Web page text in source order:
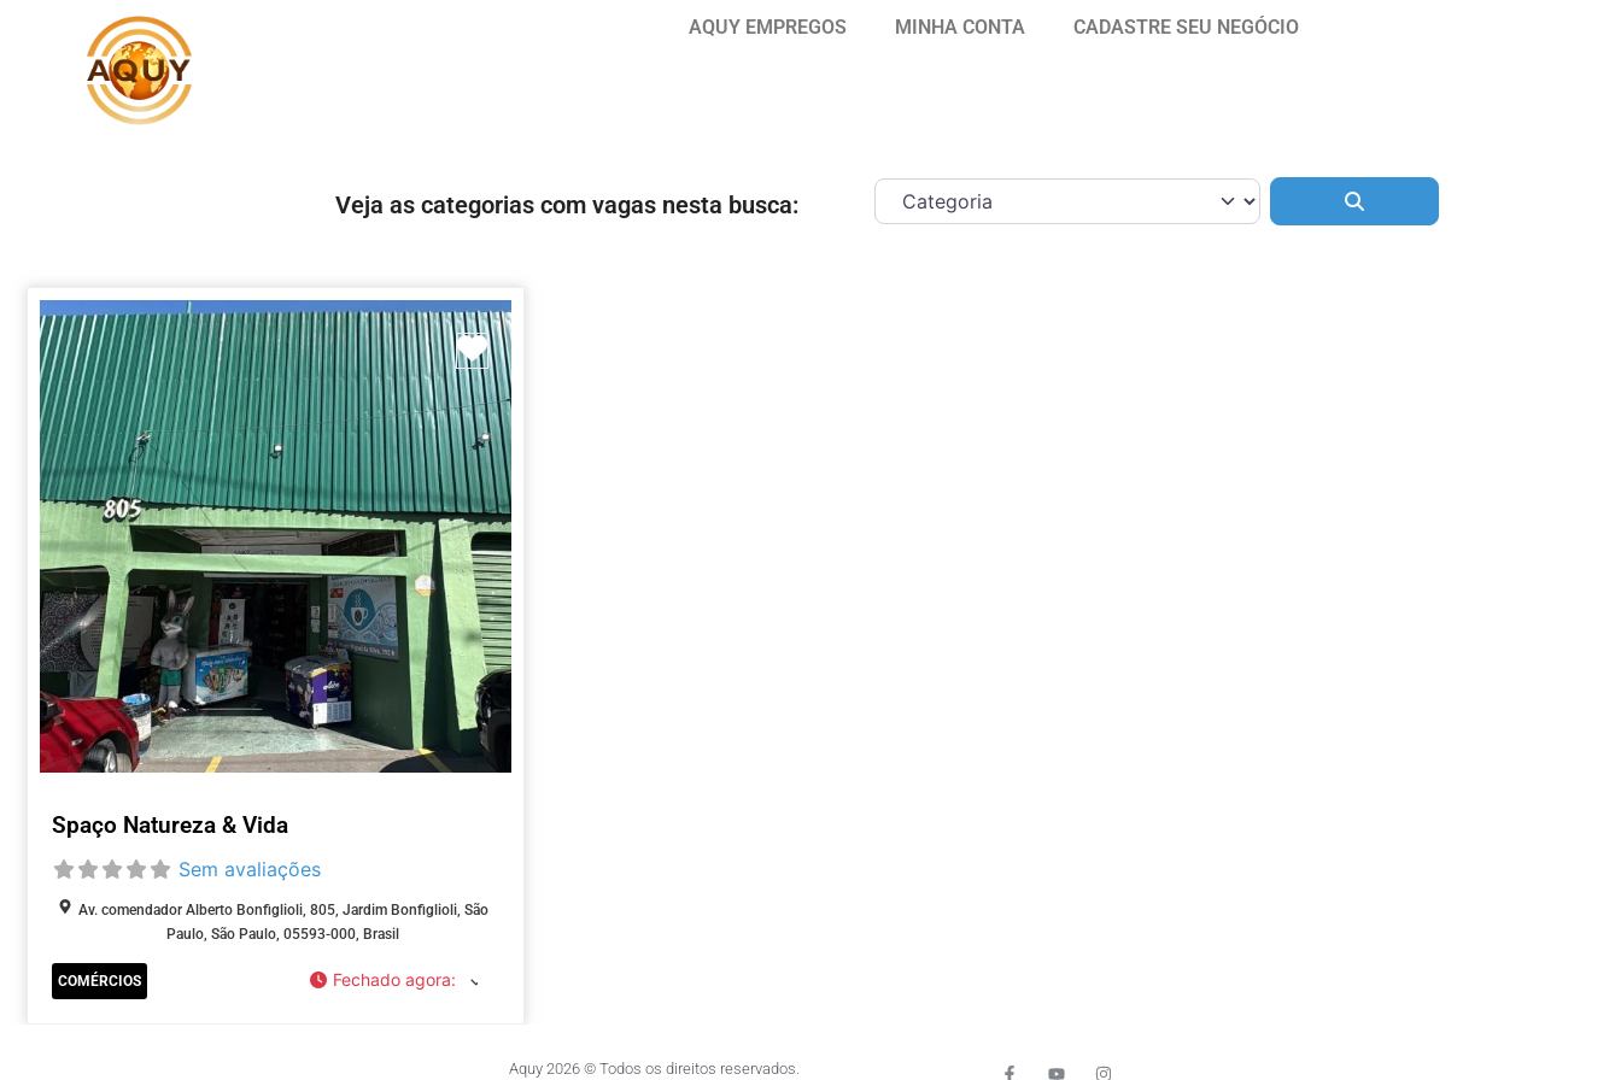
AQUY EMPREGOS MINHA CONTA CADASTRE SEU NEGÓCIO
Veja as categorias com vagas nesta busca:
Marcar como Favorito
Spaço Natureza & Vida
Sem avaliações
Av. comendador Alberto Bonfiglioli, 805, Jardim Bonfiglioli, São
Paulo, São Paulo, 05593-000, Brasil
COMÉRCIOS Fechado agora:
Aquy 2026 © Todos os direitos reservados.